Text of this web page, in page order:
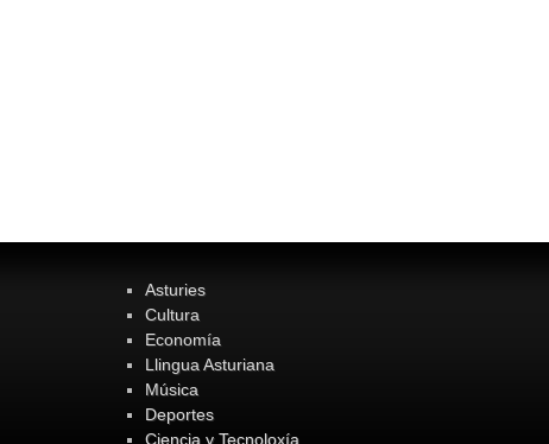
Asturies
Cultura
Economía
Llingua Asturiana
Música
Deportes
Ciencia y Tecnoloxía